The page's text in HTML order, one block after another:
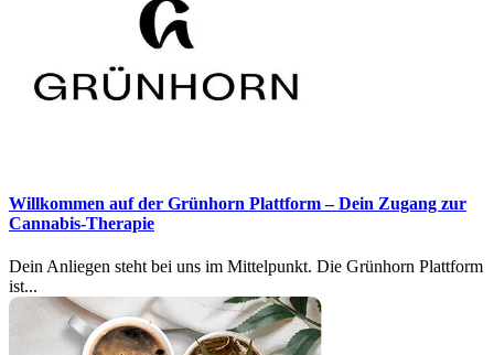
Willkommen auf der Grünhorn Plattform – Dein Zugang zur
Cannabis-Therapie
Dein Anliegen steht bei uns im Mittelpunkt. Die Grünhorn Plattform
ist...